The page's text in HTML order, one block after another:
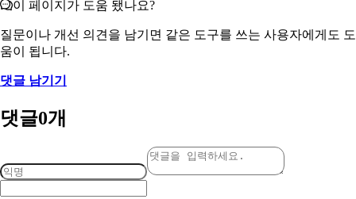
이 페이지가 도움 됐나요?
질문이나 개선 의견을 남기면 같은 도구를 쓰는 사용자에게도 도
움이 됩니다.
댓글 남기기
댓글0개